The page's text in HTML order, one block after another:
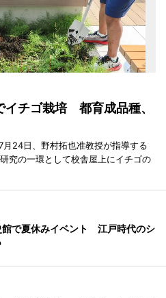
イチゴ栽培 都育成品種、
24日、野村拓也准教授が指導する
究の一環として校舎屋上にイチゴの
館で夏休みイベント 江戸時代のシ